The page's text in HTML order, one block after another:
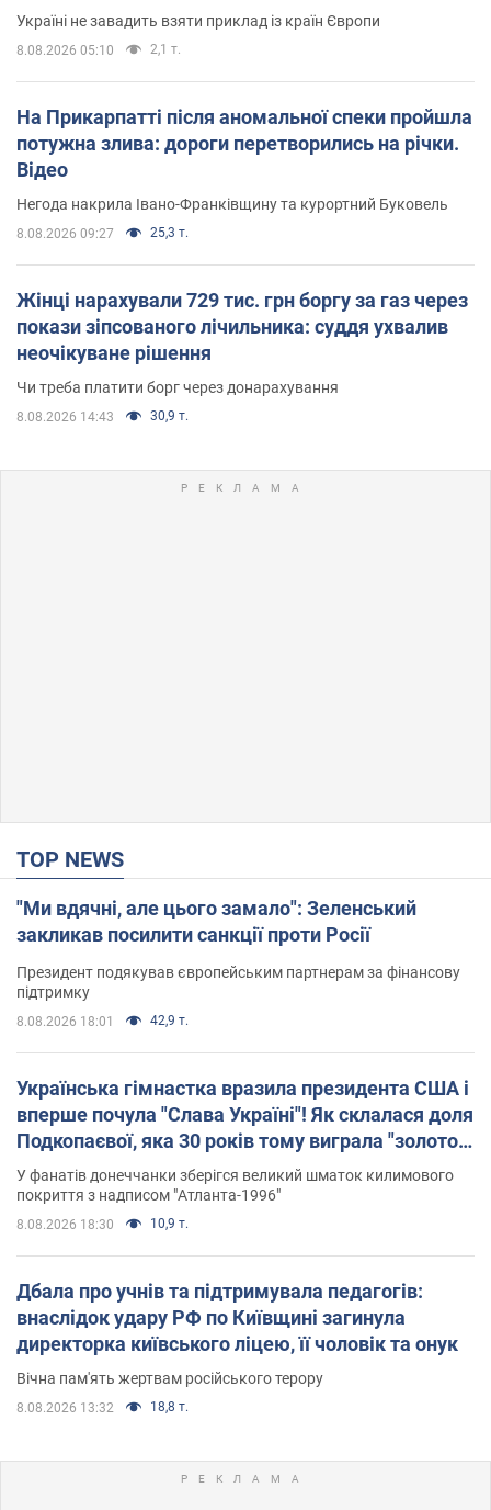
Україні не завадить взяти приклад із країн Європи
8.08.2026 05:10 2,1 т.
На Прикарпатті після аномальної спеки пройшла
потужна злива: дороги перетворились на річки.
Відео
Негода накрила Івано-Франківщину та курортний Буковель
8.08.2026 09:27 25,3 т.
Жінці нарахували 729 тис. грн боргу за газ через
покази зіпсованого лічильника: суддя ухвалив
неочікуване рішення
Чи треба платити борг через донарахування
8.08.2026 14:43 30,9 т.
TOP NEWS
"Ми вдячні, але цього замало": Зеленський
закликав посилити санкції проти Росії
Президент подякував європейським партнерам за фінансову
підтримку
8.08.2026 18:01 42,9 т.
Українська гімнастка вразила президента США і
вперше почула "Слава Україні"! Як склалася доля
Подкопаєвої, яка 30 років тому виграла "золото"
Олімпіади
У фанатів донеччанки зберігся великий шматок килимового
покриття з надписом "Атланта-1996"
8.08.2026 18:30 10,9 т.
Дбала про учнів та підтримувала педагогів:
внаслідок удару РФ по Київщині загинула
директорка київського ліцею, її чоловік та онук
Вічна пам'ять жертвам російського терору
8.08.2026 13:32 18,8 т.